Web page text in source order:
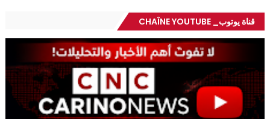
قناة يوتوب_ CHAÎNE YOUTUBE